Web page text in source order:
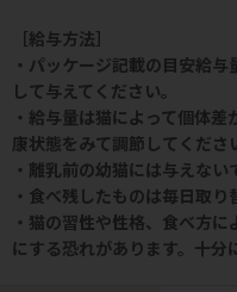
［給与方法］
・パッケージ記載の目安給
して与えてください。
・給与量は猫によって個体
康状態をみて調節してくださ
・離乳前の幼猫には与えない
・食べ残したものは毎日取り
・猫の習性や性格、食べ方
にする恐れがあります。十分